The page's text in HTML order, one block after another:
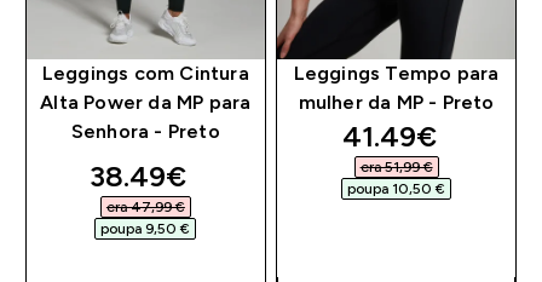
Leggings com Cintura
Alta Power da MP para
Senhora - Preto
discounted price
38.49€‎
era 47,99 €‎
poupa 9,50 €‎
Leggings Tempo para
mulher da MP - Preto
discounted
41.49€‎
era 51,99 €‎
poupa 10,50 €‎